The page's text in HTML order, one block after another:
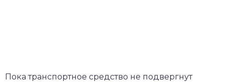
Пока транспортное средство не подвергнут